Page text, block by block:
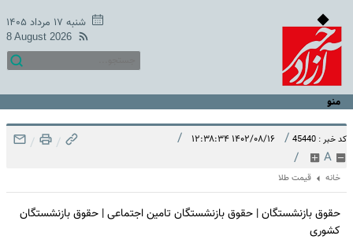
شنبه ۱۷ مرداد ۱۴۰۵
8 August 2026
منو
کد خبر : 45440 / ۱۴۰۲/۰۸/۱۶ ۱۲:۳۸:۳۴ /
A
/
/
/
خانه قیمت طلا
حقوق بازنشستگان | حقوق بازنشستگان تامین اجتماعی | حقوق بازنشستگان
کشوری